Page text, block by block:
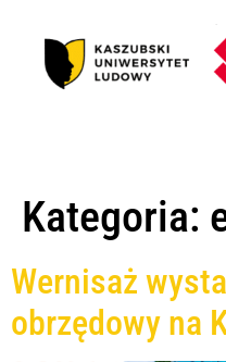
Kategoria:
Wernisaż
obrzędowy na